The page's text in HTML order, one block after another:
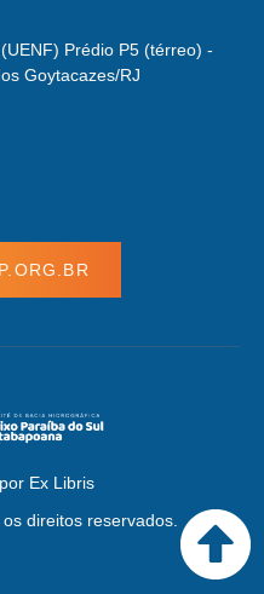
Prédio P5 (térreo) -
Goytacazes/RJ
Ex Libris
direitos reservados.